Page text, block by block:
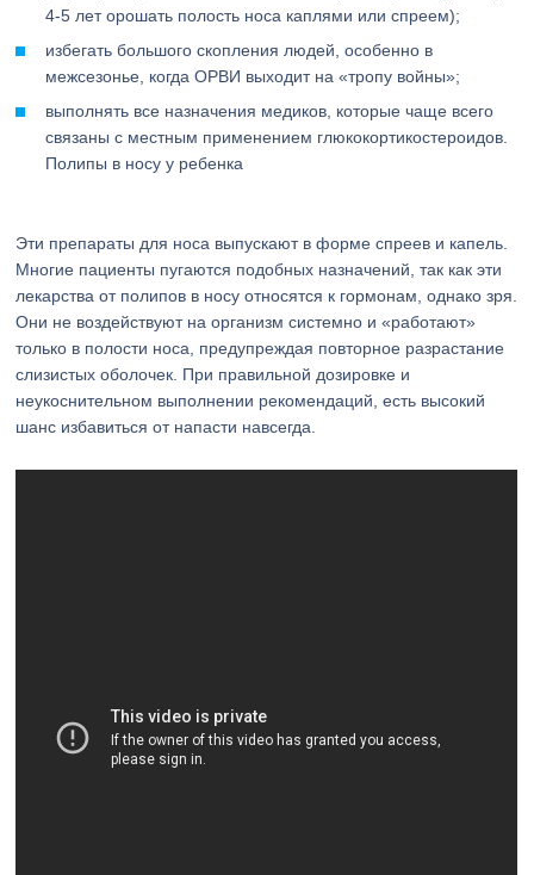
4-5 лет орошать полость носа каплями или спреем);
избегать большого скопления людей, особенно в
межсезонье, когда ОРВИ выходит на «тропу войны»;
выполнять все назначения медиков, которые чаще всего
связаны с местным применением глюкокортикостероидов.
Полипы в носу у ребенка
Эти препараты для носа выпускают в форме спреев и капель.
Многие пациенты пугаются подобных назначений, так как эти
лекарства от полипов в носу относятся к гормонам, однако зря.
Они не воздействуют на организм системно и «работают»
только в полости носа, предупреждая повторное разрастание
слизистых оболочек. При правильной дозировке и
неукоснительном выполнении рекомендаций, есть высокий
шанс избавиться от напасти навсегда.